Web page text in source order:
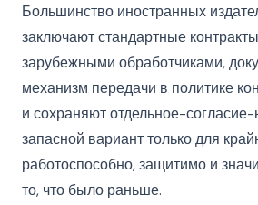
Большинство иностранных
заключают стандартные
зарубежными обработчиками,
механизм передачи в политике
и сохраняют отдельное-
запасной вариант только для
работоспособно, защитимо и
то, что было раньше.